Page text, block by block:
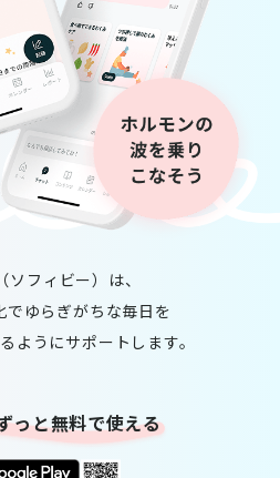
ソフィビー）は、
でゆらぎがちな毎日を
ようにサポートします。
っと無料で使える